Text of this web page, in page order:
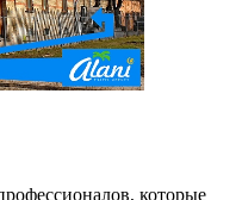
которые